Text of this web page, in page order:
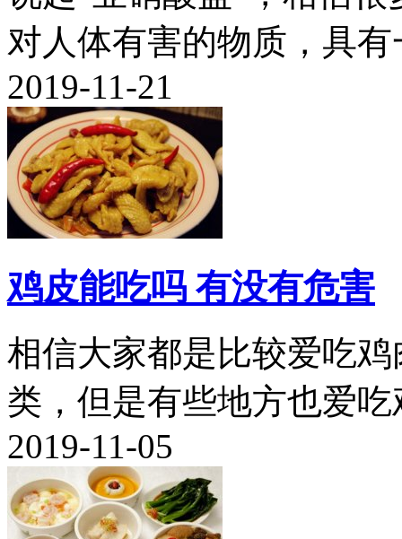
对人体有害的物质，具
2019-11-21
鸡皮能吃吗 有没有危害
相信大家都是比较爱吃
类，但是有些地方也爱
2019-11-05